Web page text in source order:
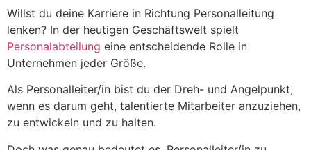
Willst du deine Karriere in Richtung Personalleitung
lenken? In der heutigen Geschäftswelt spielt
Personalabteilung eine entscheidende Rolle in
Unternehmen jeder Größe.
Als Personalleiter/in bist du der Dreh- und Angelpunkt,
wenn es darum geht, talentierte Mitarbeiter anzuziehen,
zu entwickeln und zu halten.